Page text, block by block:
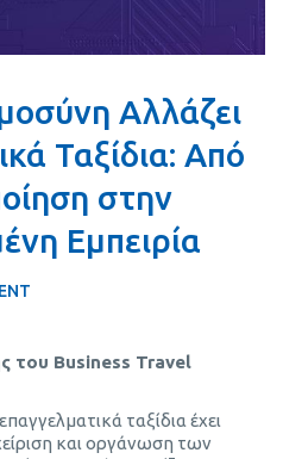
Αλλάζει
Ταξίδια: Από
στην
Εμπειρία
του Business Travel
ταξίδια έχει
και οργάνωση των